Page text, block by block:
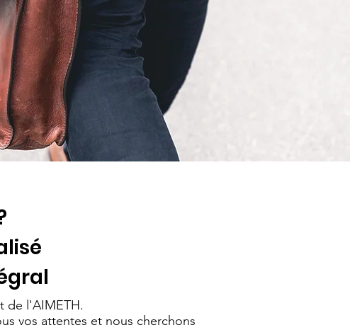
de l'AIMETH.
vos attentes et nous cherchons